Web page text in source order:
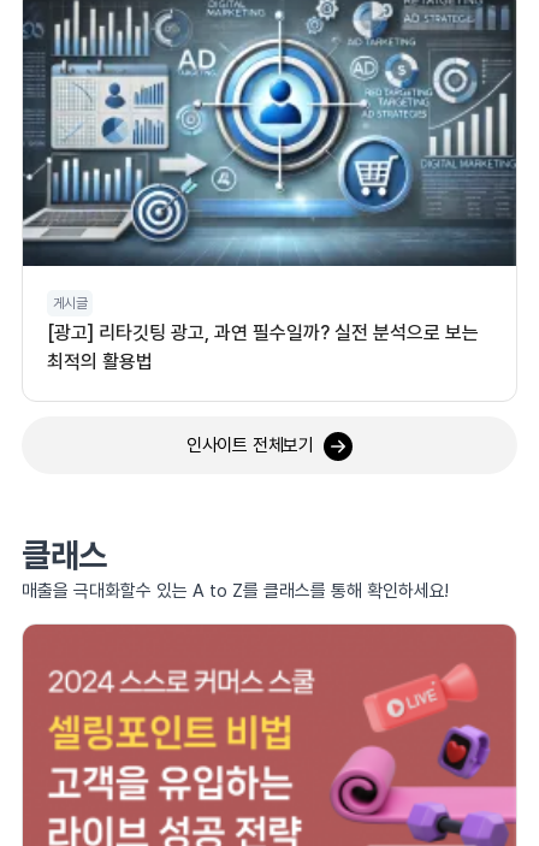
게시글
[광고] 리타깃팅 광고, 과연 필수일까? 실전 분석으로 보는
최적의 활용법
인사이트 전체보기
클래스
매출을 극대화할수 있는 A to Z를 클래스를 통해 확인하세요!